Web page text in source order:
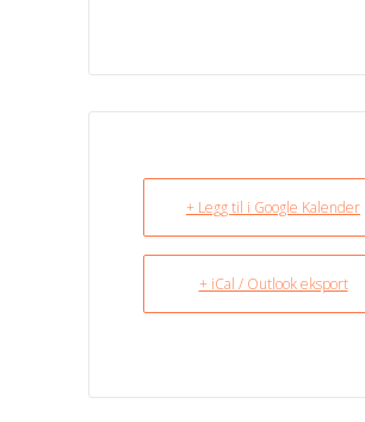
+ Legg til i Google Kalender
+ iCal / Outlook eksport